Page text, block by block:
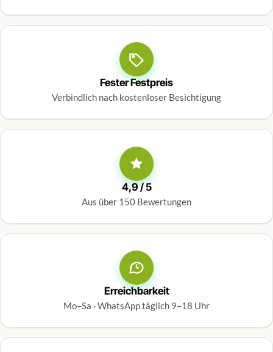
Fester Festpreis
Verbindlich nach kostenloser Besichtigung
4,9 / 5
Aus über 150 Bewertungen
Erreichbarkeit
Mo–Sa · WhatsApp täglich 9–18 Uhr